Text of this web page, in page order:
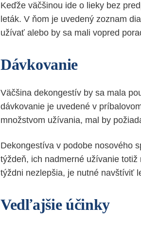
Keďže väčšinou ide o lieky bez
leták. V ňom je uvedený zoznam
užívať alebo by sa mali vopred
Dávkovanie
Väčšina dekongestív by sa mala
dávkovanie je uvedené v
množstvom užívania, mal by
Dekongestíva v podobe nosového
týždeň, ich nadmerné užívanie
týždni nezlepšia, je nutné navštíviť
Vedľajšie účinky